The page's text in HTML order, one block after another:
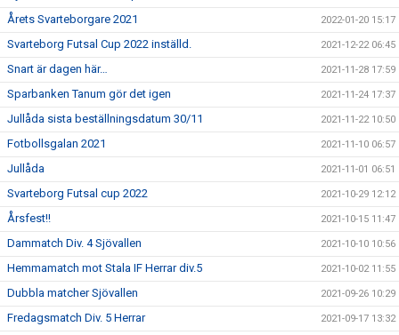
Årets Svarteborgare 2021 2022-01-20 15:17
Svarteborg Futsal Cup 2022 inställd. 2021-12-22 06:45
Snart är dagen här… 2021-11-28 17:59
Sparbanken Tanum gör det igen 2021-11-24 17:37
Jullåda sista beställningsdatum 30/11 2021-11-22 10:50
Fotbollsgalan 2021 2021-11-10 06:57
Jullåda 2021-11-01 06:51
Svarteborg Futsal cup 2022 2021-10-29 12:12
Årsfest!! 2021-10-15 11:47
Dammatch Div. 4 Sjövallen 2021-10-10 10:56
Hemmamatch mot Stala IF Herrar div.5 2021-10-02 11:55
Dubbla matcher Sjövallen 2021-09-26 10:29
Fredagsmatch Div. 5 Herrar 2021-09-17 13:32